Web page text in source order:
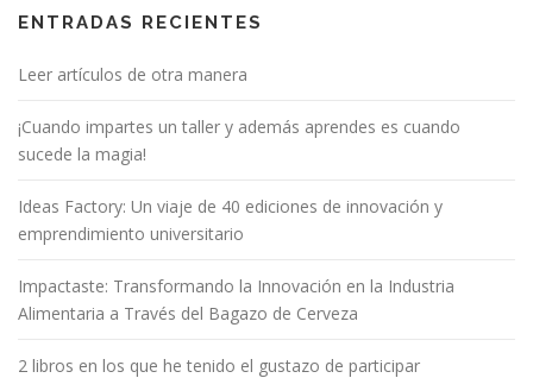
ENTRADAS RECIENTES
Leer artículos de otra manera
¡Cuando impartes un taller y además aprendes es cuando
sucede la magia!
Ideas Factory: Un viaje de 40 ediciones de innovación y
emprendimiento universitario
Impactaste: Transformando la Innovación en la Industria
Alimentaria a Través del Bagazo de Cerveza
2 libros en los que he tenido el gustazo de participar